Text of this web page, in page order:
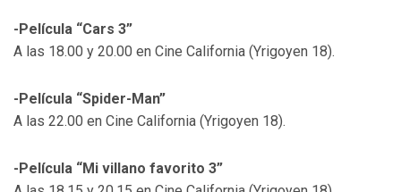
-Película “Cars 3”
A las 18.00 y 20.00 en Cine California (Yrigoyen 18).
-Película “Spider-Man”
A las 22.00 en Cine California (Yrigoyen 18).
-Película “Mi villano favorito 3”